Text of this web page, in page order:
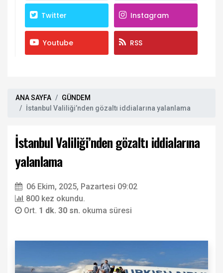
Twitter Instagram
Youtube RSS
ANA SAYFA
GÜNDEM
İstanbul Valiliği’nden gözaltı iddialarına yalanlama
İstanbul Valiliği’nden gözaltı iddialarına
yalanlama
06 Ekim, 2025, Pazartesi 09:02
800 kez okundu.
Ort. 1 dk. 30 sn. okuma süresi